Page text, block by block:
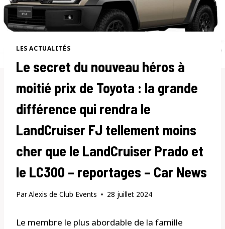
LES ACTUALITÉS
Le secret du nouveau héros à
moitié prix de Toyota : la grande
différence qui rendra le
LandCruiser FJ tellement moins
cher que le LandCruiser Prado et
le LC300 – reportages – Car News
ParAlexis de Club Events 28 juillet 2024
Le membre le plus abordable de la famille